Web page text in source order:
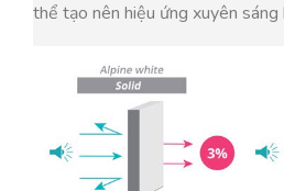
thể tạo nên hiệu ứng xuyên sáng